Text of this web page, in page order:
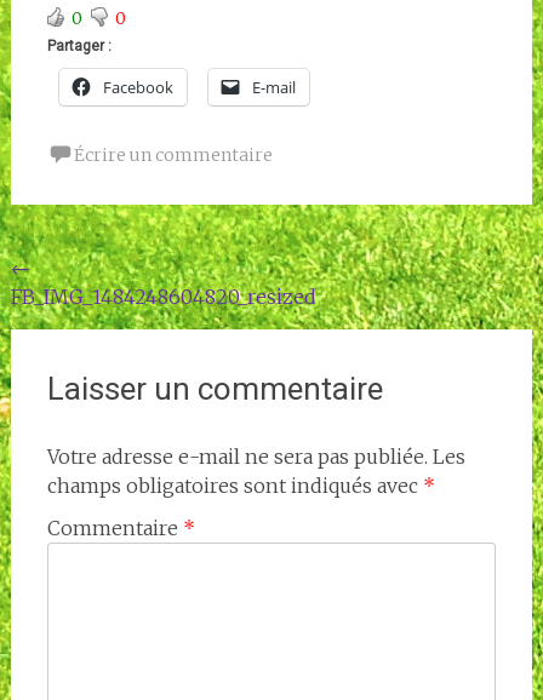
0 0
Partager :
Facebook E-mail
Écrire un commentaire
Navigation
de
l'article
←
FB_IMG_1484248604820_resized
Laisser un commentaire
Votre adresse e-mail ne sera pas publiée. Les
champs obligatoires sont indiqués avec *
Commentaire *